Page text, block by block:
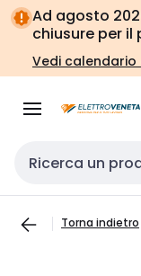
Vai alla
navigazione
Vai
alla
pagina
Ad agosto
chiusure per il
Vedi calendario
Cerca input
Torna indietro